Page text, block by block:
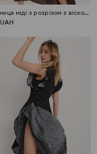
Спідниця міді з розрізом з віскозою та домішкою льону
UAH